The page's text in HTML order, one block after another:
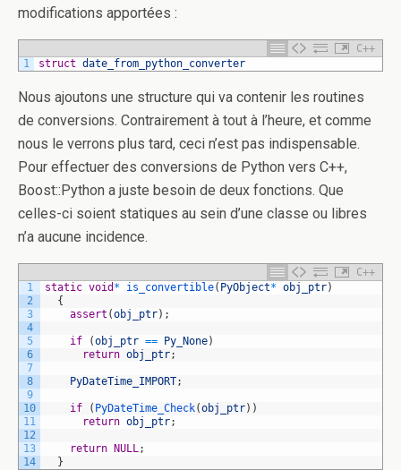
modifications apportées :
C++
1
struct date_from_python_converter
Nous ajoutons une structure qui va contenir les routines
de conversions. Contrairement à tout à l’heure, et comme
nous le verrons plus tard, ceci n’est pas indispensable.
Pour effectuer des conversions de Python vers C++,
Boost::Python a juste besoin de deux fonctions. Que
celles-ci soient statiques au sein d’une classe ou libres
n’a aucune incidence.
C++
1
2
3
4
5
6
7
8
9
10
11
12
13
14
static void * is_convertible( PyObject* obj_ptr)
{
assert (obj_ptr) ;
if (obj_ptr == Py_None)
return obj_ptr;
PyDateTime_IMPORT;
if ( PyDateTime_Check(obj_ptr) )
return obj_ptr;
return NULL;
}